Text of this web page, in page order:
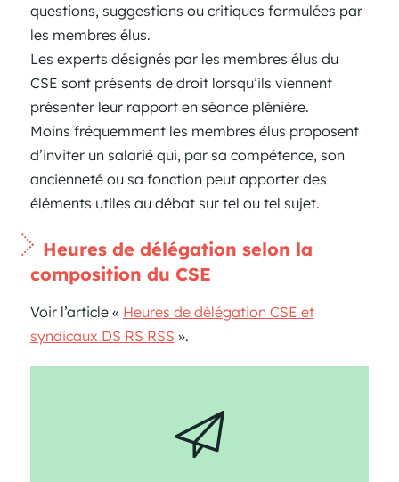
questions, suggestions ou critiques formulées par
les membres élus.
Les experts désignés par les membres élus du
CSE sont présents de droit lorsqu’ils viennent
présenter leur rapport en séance plénière.
Moins fréquemment les membres élus proposent
d’inviter un salarié qui, par sa compétence, son
ancienneté ou sa fonction peut apporter des
éléments utiles au débat sur tel ou tel sujet.
Heures de délégation selon la
composition du CSE
Voir l’article « Heures de délégation CSE et
syndicaux DS RS RSS ».